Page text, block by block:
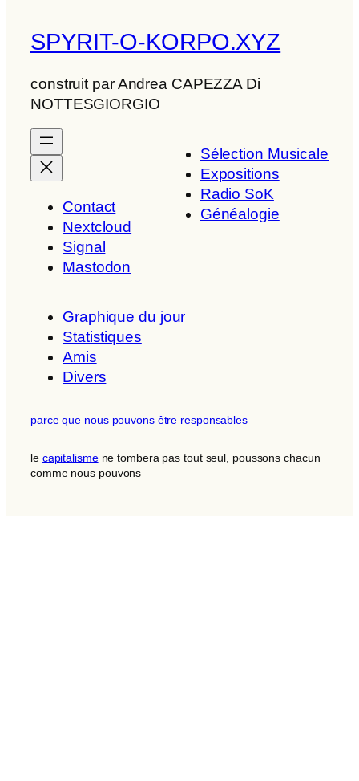
SPYRIT-O-KORPO.XYZ
construit par Andrea CAPEZZA Di
NOTTESGIORGIO
Contact
Nextcloud
Signal
Mastodon
Sélection Musicale
Expositions
Radio SoK
Généalogie
Graphique du jour
Statistiques
Amis
Divers
parce que nous pouvons être responsables
le capitalismene tombera pas tout seul, poussons chacun
comme nous pouvons